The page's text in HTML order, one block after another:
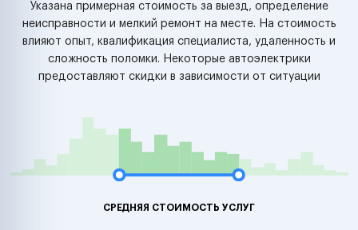
Указана примерная стоимость за выезд, определение
неисправности и мелкий ремонт на месте. На стоимость
влияют опыт, квалификация специалиста, удаленность и
сложность поломки. Некоторые автоэлектрики
предоставляют скидки в зависимости от ситуации
СРЕДНЯЯ СТОИМОСТЬ УСЛУГ